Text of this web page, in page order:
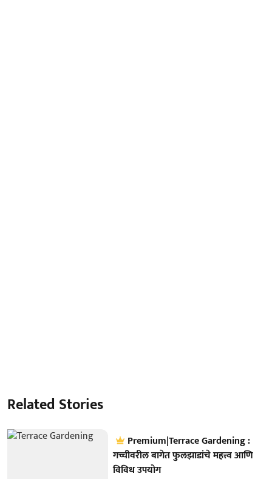
Related Stories
Premium|Terrace Gardening :
गच्चीवरील बागेत फुलझाडांचे महत्त्व आणि
विविध उपयोग